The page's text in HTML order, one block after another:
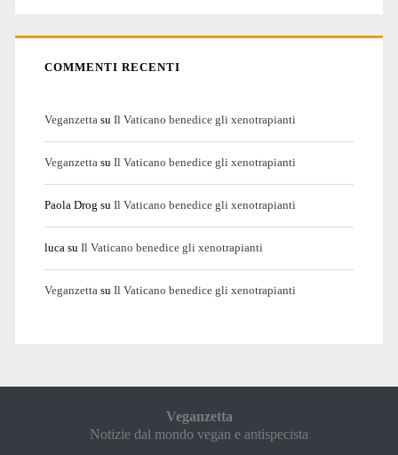
COMMENTI RECENTI
Veganzetta su Il Vaticano benedice gli xenotrapianti
Veganzetta su Il Vaticano benedice gli xenotrapianti
Paola Drog su Il Vaticano benedice gli xenotrapianti
luca su Il Vaticano benedice gli xenotrapianti
Veganzetta su Il Vaticano benedice gli xenotrapianti
Veganzetta
Notizie dal mondo vegan e antispecista